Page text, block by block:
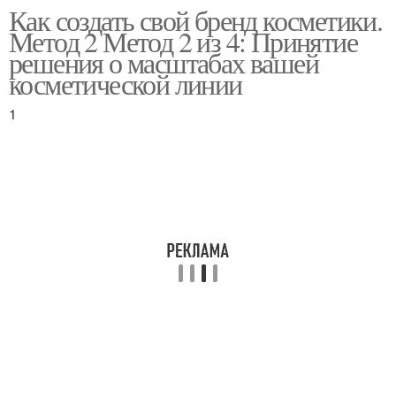
Как создать свой бренд косметики.
Метод 2 Метод 2 из 4: Принятие
решения о масштабах вашей
косметической линии
1